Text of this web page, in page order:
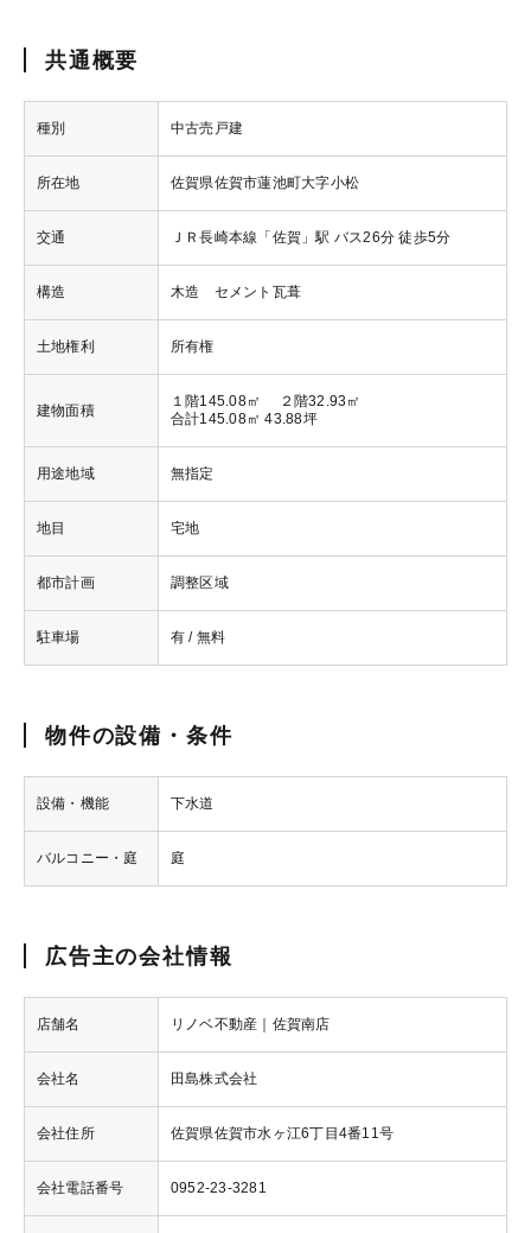
共通概要
種別 中古売戸建
所在地 佐賀県佐賀市蓮池町大字小松
交通 ＪＲ長崎本線「佐賀」駅 バス26分 徒歩5分
構造 木造 セメント瓦葺
土地権利 所有権
建物面積
１階145.08㎡ ２階32.93㎡
合計145.08㎡ 43.88坪
用途地域 無指定
地目 宅地
都市計画 調整区域
駐車場 有 / 無料
物件の設備・条件
設備・機能 下水道
バルコニー・庭 庭
広告主の会社情報
店舗名 リノベ不動産｜佐賀南店
会社名 田島株式会社
会社住所 佐賀県佐賀市水ヶ江6丁目4番11号
会社電話番号 0952-23-3281